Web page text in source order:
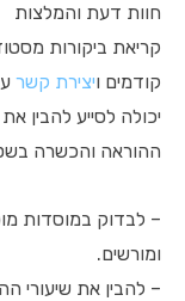
חוות דעת והמלצות
קריאת ביקורות
קודמים ויצירת קשר
יכולה לסייע להבין
ההוראה והכשרה
– לבדוק במוסדות
ומורשים.
– להבין את שיעורי